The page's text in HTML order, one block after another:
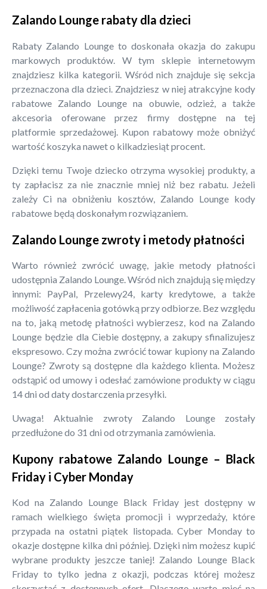
Zalando Lounge rabaty dla dzieci
Rabaty Zalando Lounge to doskonała okazja do zakupu
markowych produktów. W tym sklepie internetowym
znajdziesz kilka kategorii. Wśród nich znajduje się sekcja
przeznaczona dla dzieci. Znajdziesz w niej atrakcyjne kody
rabatowe Zalando Lounge na obuwie, odzież, a także
akcesoria oferowane przez firmy dostępne na tej
platformie sprzedażowej. Kupon rabatowy może obniżyć
wartość koszyka nawet o kilkadziesiąt procent.
Dzięki temu Twoje dziecko otrzyma wysokiej produkty, a
ty zapłacisz za nie znacznie mniej niż bez rabatu. Jeżeli
zależy Ci na obniżeniu kosztów, Zalando Lounge kody
rabatowe będą doskonałym rozwiązaniem.
Zalando Lounge zwroty i metody płatności
Warto również zwrócić uwagę, jakie metody płatności
udostępnia Zalando Lounge. Wśród nich znajdują się między
innymi: PayPal, Przelewy24, karty kredytowe, a także
możliwość zapłacenia gotówką przy odbiorze. Bez względu
na to, jaką metodę płatności wybierzesz, kod na Zalando
Lounge będzie dla Ciebie dostępny, a zakupy sfinalizujesz
ekspresowo. Czy można zwrócić towar kupiony na Zalando
Lounge? Zwroty są dostępne dla każdego klienta. Możesz
odstąpić od umowy i odesłać zamówione produkty w ciągu
14 dni od daty dostarczenia przesyłki.
Uwaga! Aktualnie zwroty Zalando Lounge zostały
przedłużone do 31 dni od otrzymania zamówienia.
Kupony rabatowe Zalando Lounge – Black
Friday i Cyber Monday
Kod na Zalando Lounge Black Friday jest dostępny w
ramach wielkiego święta promocji i wyprzedaży, które
przypada na ostatni piątek listopada. Cyber Monday to
okazje dostępne kilka dni później. Dzięki nim możesz kupić
wybrane produkty jeszcze taniej! Zalando Lounge Black
Friday to tylko jedna z okazji, podczas której możesz